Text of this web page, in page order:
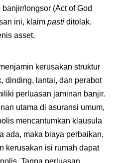
longsor (Act of God
ini, klaim pasti ditolak.
asset,
kerusakan struktur
dinding, lantai, dan perabot
perluasan jaminan banjir.
utama di asuransi umum,
mencantumkan klausula
ada, maka biaya perbaikan,
kerusakan isi rumah dapat
Tanpa perluasan,